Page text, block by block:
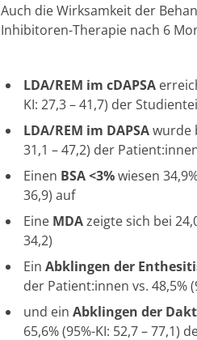
Auch die Wirksamkeit der
Inhibitoren-Therapie nach 6
LDA/REM im cDAPSA
KI: 27,3 – 41,7) der
LDA/REM im DAPSAwurde
31,1 – 47,2) der
Einen BSA <3%wiesen
36,9) auf
Eine MDAzeigte sich bei
34,2)
Ein Abklingen der
der Patient:innen vs. 48,5%
und ein Abklingen der
65,6% (95%-KI: 52,7 –